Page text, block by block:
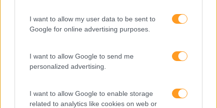
I want to allow my user data to be sent to
Google for online advertising purposes.
I want to allow Google to send me
personalized advertising.
I want to allow Google to enable storage
related to analytics like cookies on web or
“Formação em IA para
meter a mão na massa”
SKOLAE Formação, fala
sobre a Academia de